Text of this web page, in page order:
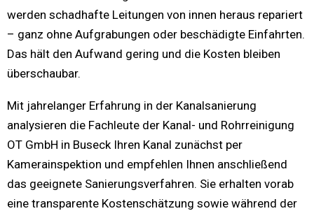
werden schadhafte Leitungen von innen heraus repariert
– ganz ohne Aufgrabungen oder beschädigte Einfahrten.
Das hält den Aufwand gering und die Kosten bleiben
überschaubar.
Mit jahrelanger Erfahrung in der Kanalsanierung
analysieren die Fachleute der Kanal- und Rohrreinigung
OT GmbH in Buseck Ihren Kanal zunächst per
Kamerainspektion und empfehlen Ihnen anschließend
das geeignete Sanierungsverfahren. Sie erhalten vorab
eine transparente Kostenschätzung sowie während der